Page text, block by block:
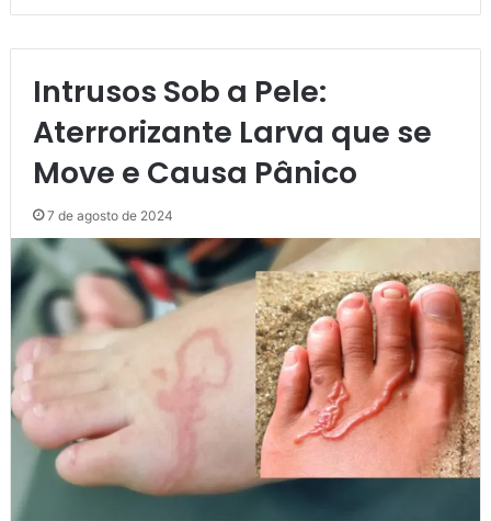
Intrusos Sob a Pele:
Aterrorizante Larva que se
Move e Causa Pânico
7 de agosto de 2024